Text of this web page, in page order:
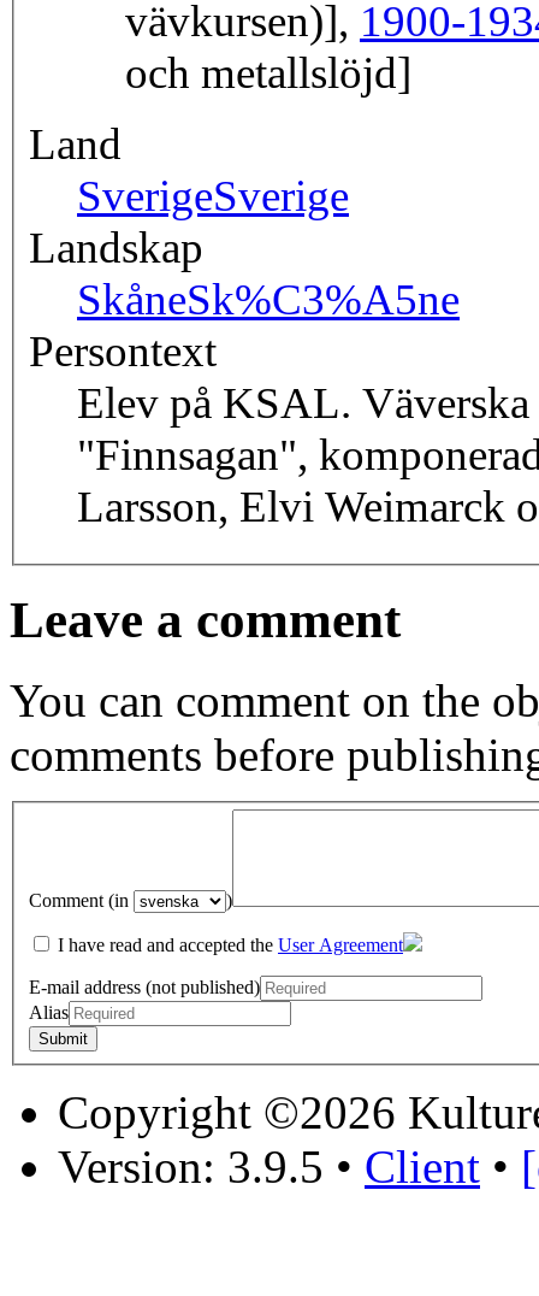
vävkursen)], 1900-
och metallslöjd]
Land
SverigeSverige
Landskap
SkåneSk%C3%A5ne
Persontext
Elev på KSAL.
"Finnsagan",
Larsson, Elvi Weimarck
Leave a comment
You can comment on the
comments before
Comment (in )
I have read and accepted the User Agreement
E-mail address (not published)
Alias
Copyright ©2026
Version: 3.9.5 • Client •